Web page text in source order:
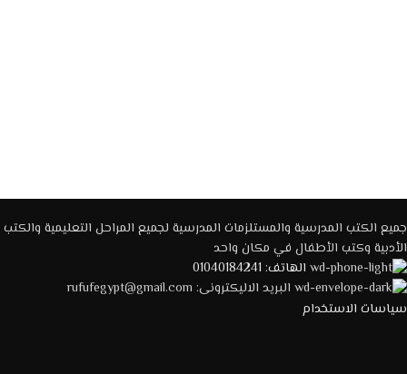
جميع الكتب المدرسية والمستلزمات المدرسية لجميع المراحل التعليمية والكتب
الأدبية وكتب الأطفال في مكان واحد
الهاتف: 01040184241
البريد الاليكترونى: rufufegypt@gmail.com
سياسات الاستخدام